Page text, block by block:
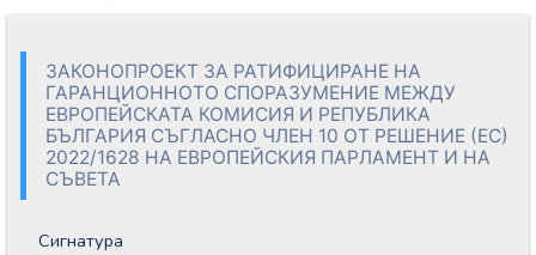
ЗАКОНОПРОЕКТ ЗА РАТИФИЦИРАНЕ НА
ГАРАНЦИОННОТО СПОРАЗУМЕНИЕ МЕЖДУ
ЕВРОПЕЙСКАТА КОМИСИЯ И РЕПУБЛИКА
БЪЛГАРИЯ СЪГЛАСНО ЧЛЕН 10 ОТ РЕШЕНИЕ (ЕС)
2022/1628 НА ЕВРОПЕЙСКИЯ ПАРЛАМЕНТ И НА
СЪВЕТА
Сигнатура